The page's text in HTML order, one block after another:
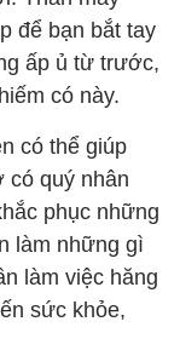
để bạn bắt tay
ấp ủ từ trước,
có này.
có thể giúp
có quý nhân
phục những
làm những gì
làm việc hăng
sức khỏe,